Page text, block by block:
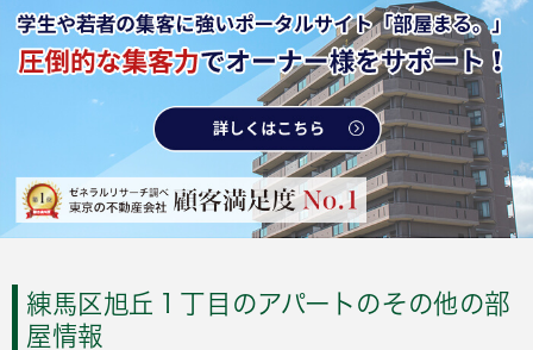
練馬区旭丘１丁目のアパートのその他の部
屋情報